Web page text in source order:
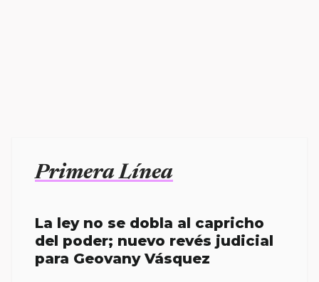
Primera Línea
La ley no se dobla al capricho
del poder; nuevo revés judicial
para Geovany Vásquez